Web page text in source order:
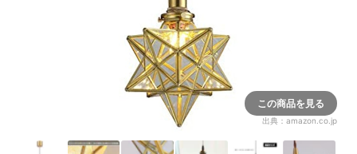
この商品を見る
出典： amazon.co.jp